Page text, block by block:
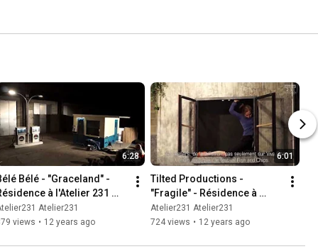
6:28
Bélé - "Graceland" -
à l'Atelier 231
Atelier231
views • 12 years ago
6:01
Tilted Productions -
"Fragile" - Résidence à
l'Atelier 231 (2013)
Atelier231 Atelier231
724 views • 12 years ago